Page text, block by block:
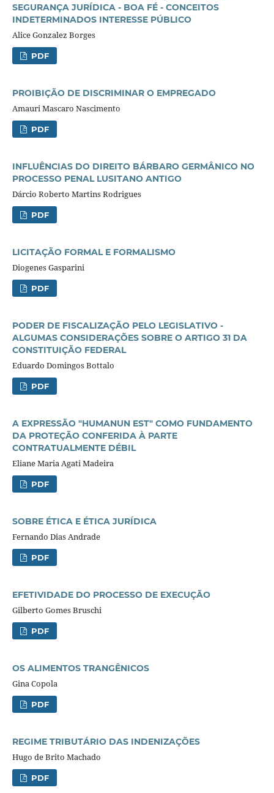
SEGURANÇA JURÍDICA - BOA FÉ - CONCEITOS
INDETERMINADOS INTERESSE PÚBLICO
Alice Gonzalez Borges
PDF
PROIBIÇÃO DE DISCRIMINAR O EMPREGADO
Amauri Mascaro Nascimento
PDF
INFLUÊNCIAS DO DIREITO BÁRBARO GERMÂNICO NO
PROCESSO PENAL LUSITANO ANTIGO
Dárcio Roberto Martins Rodrigues
PDF
LICITAÇÃO FORMAL E FORMALISMO
Diogenes Gasparini
PDF
PODER DE FISCALIZAÇÃO PELO LEGISLATIVO -
ALGUMAS CONSIDERAÇÕES SOBRE O ARTIGO 31 DA
CONSTITUIÇÃO FEDERAL
Eduardo Domingos Bottalo
PDF
A EXPRESSÃO "HUMANUN EST" COMO FUNDAMENTO
DA PROTEÇÃO CONFERIDA À PARTE
CONTRATUALMENTE DÉBIL
Eliane Maria Agati Madeira
PDF
SOBRE ÉTICA E ÉTICA JURÍDICA
Fernando Dias Andrade
PDF
EFETIVIDADE DO PROCESSO DE EXECUÇÃO
Gilberto Gomes Bruschi
PDF
OS ALIMENTOS TRANGÊNICOS
Gina Copola
PDF
REGIME TRIBUTÁRIO DAS INDENIZAÇÕES
Hugo de Brito Machado
PDF